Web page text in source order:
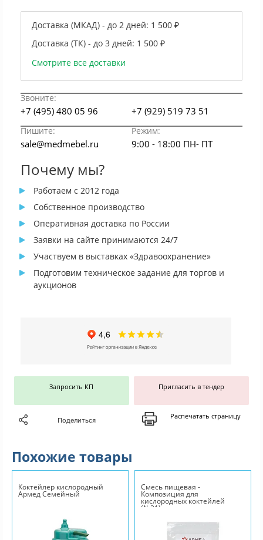
Доставка (МКАД) - до 2 дней: 1 500 ₽
Доставка (ТК) - до 3 дней: 1 500 ₽
Смотрите все доставки
Звоните:
+7 (495) 480 05 96 +7 (929) 519 73 51
Пишите: Режим:
sale@medmebel.ru 9:00 - 18:00 ПН- ПТ
Почему мы?
Работаем с 2012 года
Собственное производство
Оперативная доставка по России
Заявки на сайте принимаются 24/7
Участвуем в выставках «Здравоохранение»
Подготовим техническое задание для торгов и
аукционов
Запросить КП Пригласить в тендер
Поделиться Распечатать страницу
Похожие товары
Коктейлер кислородный
Армед Семейный
Смесь пищевая -
Композиция для
кислородных коктейлей
(№21)